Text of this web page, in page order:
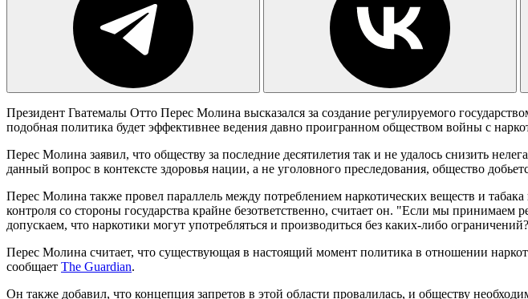
Президент Гватемалы Отто Перес Молина высказался за создание регулируемого
подобная политика будет эффективнее ведения давно проигранном обществом войны с
Перес Молина заявил, что обществу за последние десятилетия так и не удалось снизить
данный вопрос в контексте здоровья нации, а не уголовного преследования, общество
Перес Молина также провел параллель между потреблением наркотических веществ и
контроля со стороны государства крайне безответственно, считает он. "Если мы
допускаем, что наркотики могут употребляться и производиться без каких-либо
Перес Молина считает, что существующая в настоящий момент политика в отношении
сообщает The Guardian.
Он также добавил, что концепция запретов в этой области провалилась, и обществу